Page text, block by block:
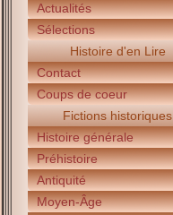
Actualités
Sélections
Histoire d'en Lire
Contact
Coups de coeur
Fictions historiques
Histoire générale
Préhistoire
Antiquité
Moyen-Âge